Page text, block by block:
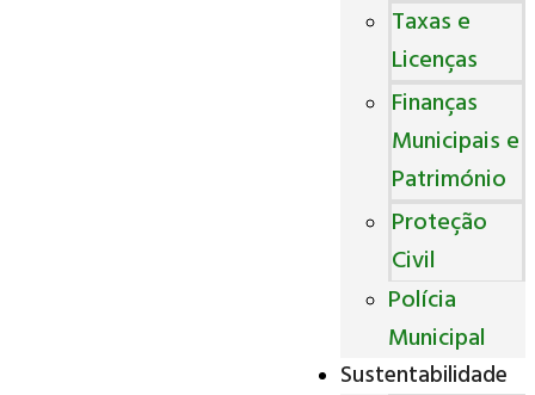
Taxas e
Licenças
Finanças
Municipais e
Património
Proteção
Civil
Polícia
Municipal
Sustentabilidade